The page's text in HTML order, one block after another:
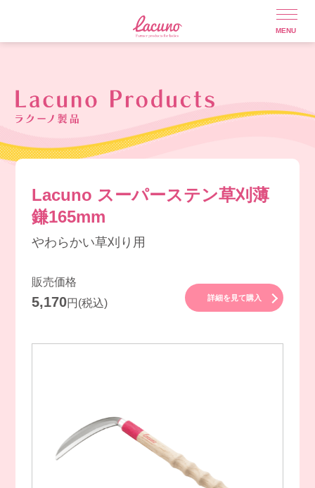
Lacuno スーパーステン草刈薄
鎌165mm
やわらかい草刈り用
販売価格
5,170円(税込) 詳細を見て購入